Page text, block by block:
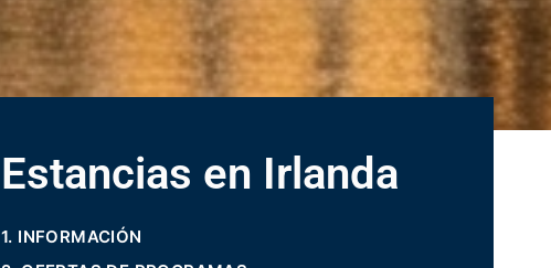
Estancias en Irlanda
1. INFORMACIÓN